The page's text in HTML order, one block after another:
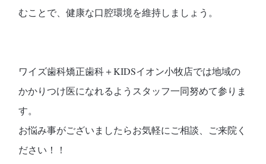
むことで、健康な口腔環境を維持しましょう。
ワイズ歯科矯正歯科＋KIDSイオン小牧店では地域の
かかりつけ医になれるようスタッフ一同努めて参りま
す。
お悩み事がございましたらお気軽にご相談、ご来院く
ださい！！